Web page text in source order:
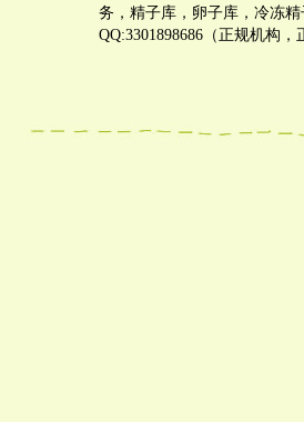
务，精子库，卵子库，冷冻
QQ:3301898686（正规机构